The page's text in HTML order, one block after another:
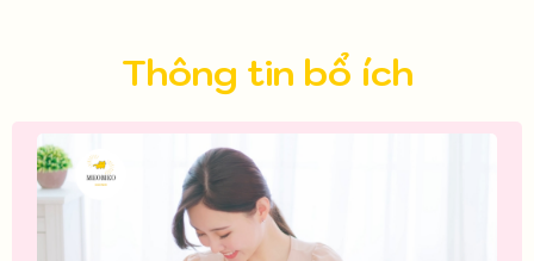
Thông tin bổ ích